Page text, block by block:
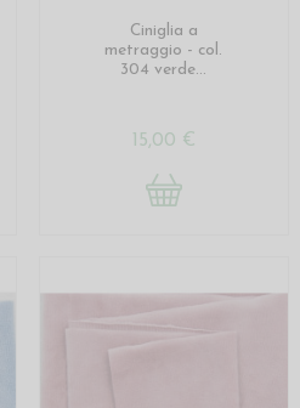
Ciniglia a
metraggio - col.
304 verde...
15,00 €